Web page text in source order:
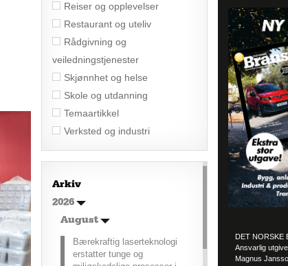
Reiser og opplevelser
Restaurant og uteliv
Rådgivning og
veiledningstjenester
Skjønnhet og helse
Skole og utdanning
Temaartikkel
Verksted og industri
Arkiv
2026
August
Bærekraftig laserteknologi
erstatter tunge og
DET NORSKE
Ansvarlig
Magnus